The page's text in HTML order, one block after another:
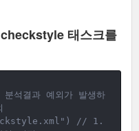
태스크를
결과 예외가 발생하
// 1.